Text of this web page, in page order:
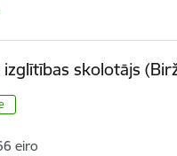
skolotājs
eiro